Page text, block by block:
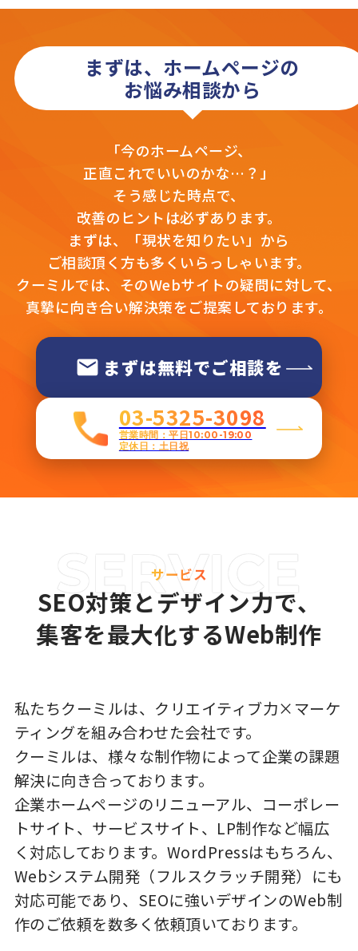
まずは、ホームページの
お悩み相談から
「今のホームページ、
正直これでいいのかな…？」
そう感じた時点で、
改善のヒントは必ずあります。
まずは、「現状を知りたい」から
ご相談頂く方も多くいらっしゃいます。
クーミルでは、そのWebサイトの疑問に対して、
真摯に向き合い解決策をご提案しております。
まずは無料でご相談を
03-5325-3098
営業時間：平日10:00-19:00
定休日：土日祝
サービス
SEO対策とデザイン力で、
集客を最大化するWeb制作
私たちクーミルは、クリエイティブ力×マーケ
ティングを組み合わせた会社です。
クーミルは、様々な制作物によって企業の課題
解決に向き合っております。
企業ホームページのリニューアル、コーポレー
トサイト、サービスサイト、LP制作など幅広
く対応しております。WordPressはもちろん、
Webシステム開発（フルスクラッチ開発）にも
対応可能であり、SEOに強いデザインのWeb制
作のご依頼を数多く依頼頂いております。